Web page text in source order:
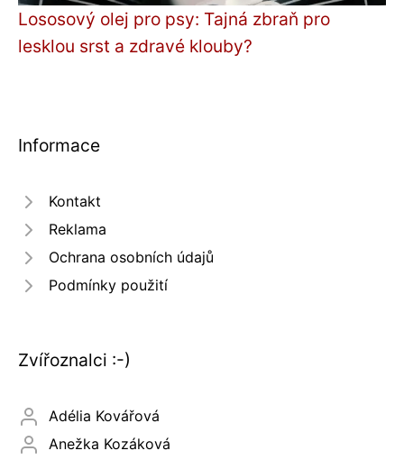
Lososový olej pro psy: Tajná zbraň pro
lesklou srst a zdravé klouby?
Informace
Kontakt
Reklama
Ochrana osobních údajů
Podmínky použití
Zvířoznalci :-)
Adélia Kovářová
Anežka Kozáková